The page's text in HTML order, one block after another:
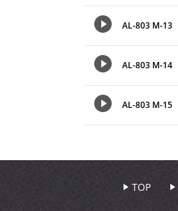
AL-803 M-13
AL-803 M-14
AL-803 M-15
TOP